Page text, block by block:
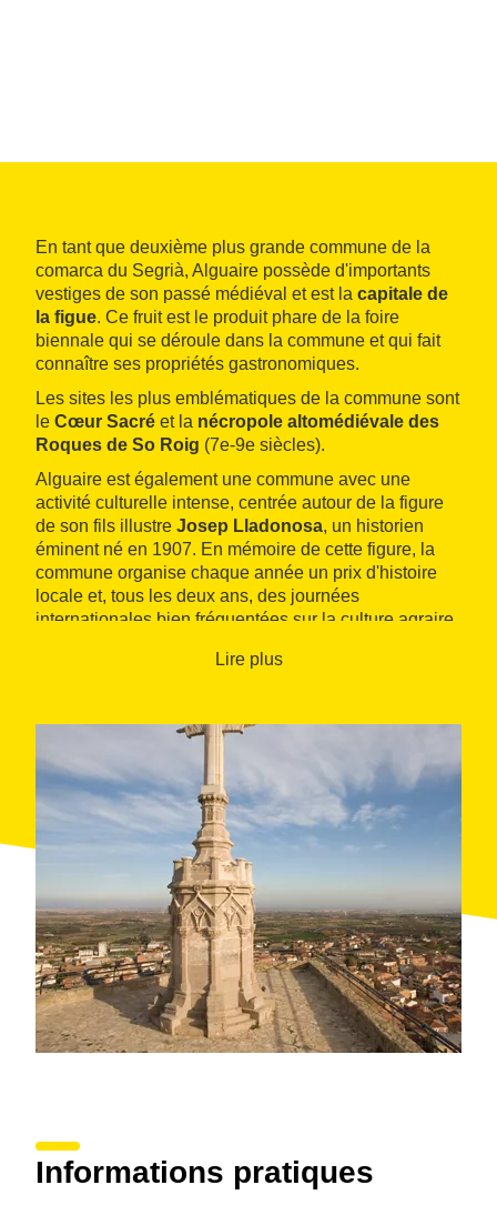
En tant que deuxième plus grande commune de la
comarca du Segrià, Alguaire possède d'importants
vestiges de son passé médiéval et est la capitale de
la figue. Ce fruit est le produit phare de la foire
biennale qui se déroule dans la commune et qui fait
connaître ses propriétés gastronomiques.
Les sites les plus emblématiques de la commune sont
le Cœur Sacré et la nécropole altomédiévale des
Roques de So Roig (7e-9e siècles).
Alguaire est également une commune avec une
activité culturelle intense, centrée autour de la figure
de son fils illustre Josep Lladonosa, un historien
éminent né en 1907. En mémoire de cette figure, la
commune organise chaque année un prix d'histoire
locale et, tous les deux ans, des journées
internationales bien fréquentées sur la culture agraire,
Lire plus
Informations pratiques